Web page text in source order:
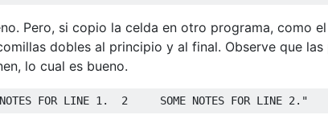
Pero, si copio la celda en otro programa, como
dobles al principio y al final. Observe que
lo cual es bueno.